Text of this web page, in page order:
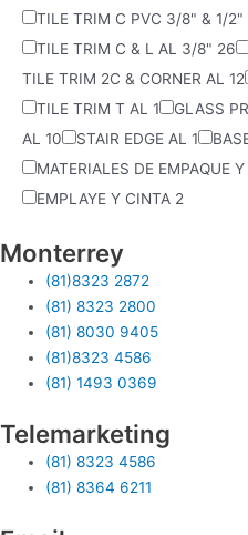
TILE TRIM C PVC 3/8" & 1/2"
TILE TRIM C & L AL 3/8" 26
TILE TRIM 2C & CORNER AL 12
TILE TRIM T AL 1 GLASS
AL 10 STAIR EDGE AL 1
MATERIALES DE EMPAQUE
EMPLAYE Y CINTA 2
Monterrey
(81)8323 2872
(81) 8323 2800
(81) 8030 9405
(81)8323 4586
(81) 1493 0369
Telemarketing
(81) 8323 4586
(81) 8364 6211